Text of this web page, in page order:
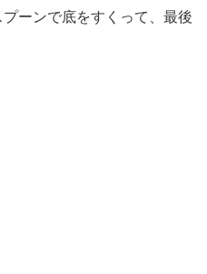
ーンで底をすくって、最後